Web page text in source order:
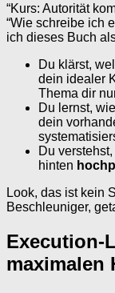
“Kurs: Autorität
“Wie schreibe ich
ich dieses Buch
Du klärst,
dein idealer
Thema dir
Du lernst,
dein
Du
hinten
Look, das ist kein
Beschleuniger,
Execution-
maximalen